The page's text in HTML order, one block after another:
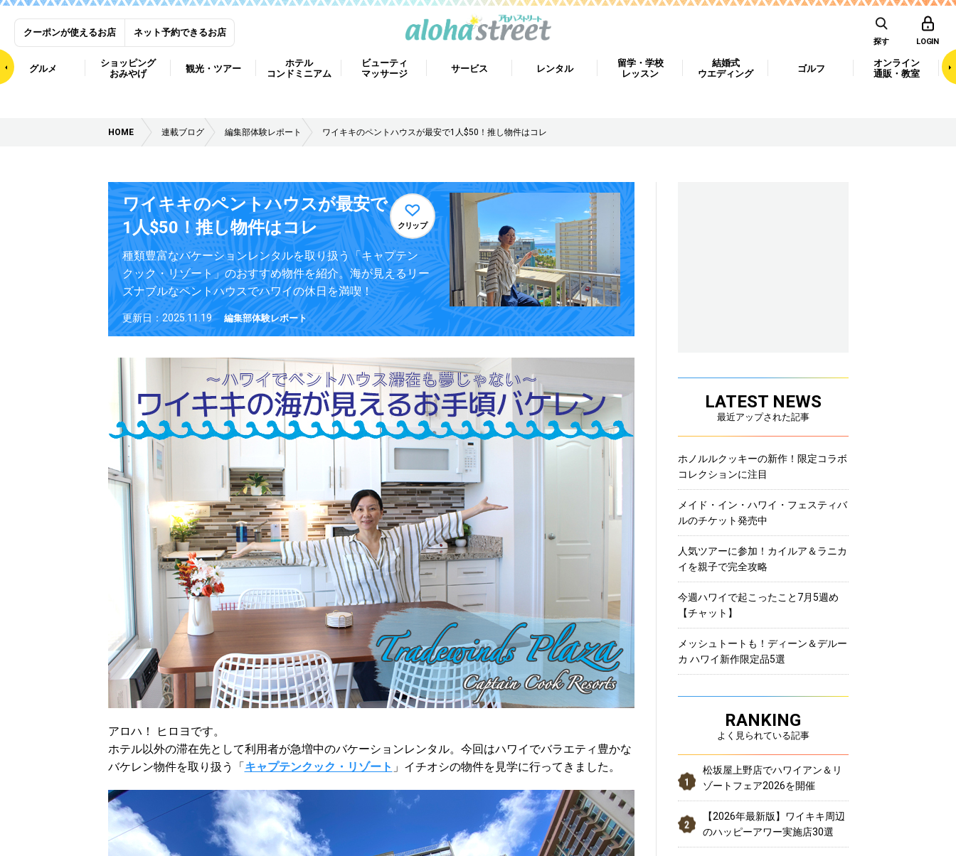
クーポンが使えるお店 ネット予約できるお店
探す LOGIN
グルメ
ショッピング
おみやげ
観光・ツアー
ホテル
コンドミニアム
ビューティ
マッサージ
サービス レンタル
留学・学校
レッスン
結婚式
ウエディング
ゴルフ
オンライン
通販・教室
HOME 連載ブログ 編集部体験レポート ワイキキのペントハウスが最安で1人$50！推し物件はコレ
ワイキキのペントハウスが最安で
1人$50！推し物件はコレ
クリップ
種類豊富なバケーションレンタルを取り扱う「キャプテン
クック・リゾート」のおすすめ物件を紹介。海が見えるリー
ズナブルなペントハウスでハワイの休日を満喫！
更新日：2025.11.19 編集部体験レポート
アロハ！ ヒロヨです。
ホテル以外の滞在先として利用者が急増中のバケーションレンタル。今回はハワイでバラエティ豊かな
バケレン物件を取り扱う「キャプテンクック・リゾート 」イチオシの物件を見学に行ってきました。
LATEST NEWS
最近アップされた記事
ホノルルクッキーの新作！限定コラボ
コレクションに注目
メイド・イン・ハワイ・フェスティバ
ルのチケット発売中
人気ツアーに参加！カイルア＆ラニカ
イを親子で完全攻略
今週ハワイで起こったこと7月5週め
【チャット】
メッシュトートも！ディーン＆デルー
カ ハワイ新作限定品5選
RANKING
よく見られている記事
松坂屋上野店でハワイアン＆リ
ゾートフェア2026を開催
【2026年最新版】ワイキキ周辺
のハッピーアワー実施店30選